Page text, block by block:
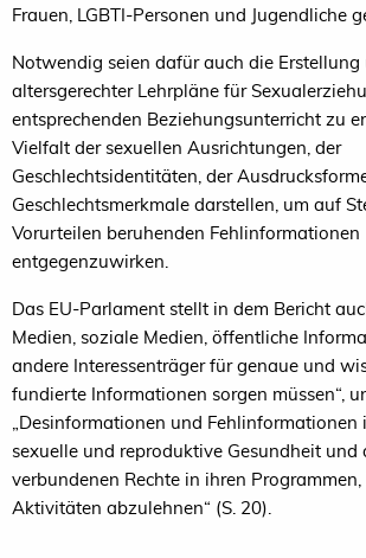
Frauen, LGBTI-Personen und Jugendliche
Notwendig seien dafür auch die Erstellung
altersgerechter Lehrpläne für
entsprechenden Beziehungsunterricht zu
Vielfalt der sexuellen Ausrichtungen, der
Geschlechtsidentitäten, der
Geschlechtsmerkmale darstellen, um auf
Vorurteilen beruhenden Fehlinformationen
entgegenzuwirken.
Das EU-Parlament stellt in dem Bericht
Medien, soziale Medien, öffentliche
andere Interessenträger für genaue und
fundierte Informationen sorgen müssen“,
„Desinformationen und Fehlinformationen
sexuelle und reproduktive Gesundheit und
verbundenen Rechte in ihren
Aktivitäten abzulehnen“ (S. 20).